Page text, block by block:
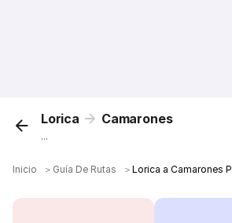
Lorica Camarones
...
Inicio ＞ Guía De Rutas ＞Lorica a Camarones